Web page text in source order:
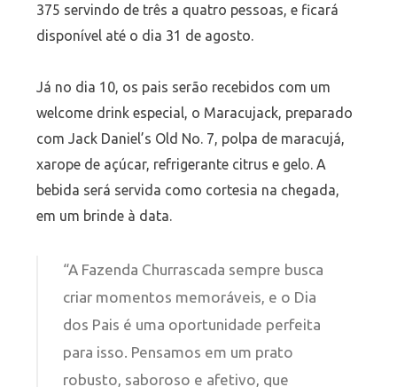
375 servindo de três a quatro pessoas, e ficará
disponível até o dia 31 de agosto.
Já no dia 10, os pais serão recebidos com um
welcome drink especial, o Maracujack, preparado
com Jack Daniel’s Old No. 7, polpa de maracujá,
xarope de açúcar, refrigerante citrus e gelo. A
bebida será servida como cortesia na chegada,
em um brinde à data.
“A Fazenda Churrascada sempre busca
criar momentos memoráveis, e o Dia
dos Pais é uma oportunidade perfeita
para isso. Pensamos em um prato
robusto, saboroso e afetivo, que